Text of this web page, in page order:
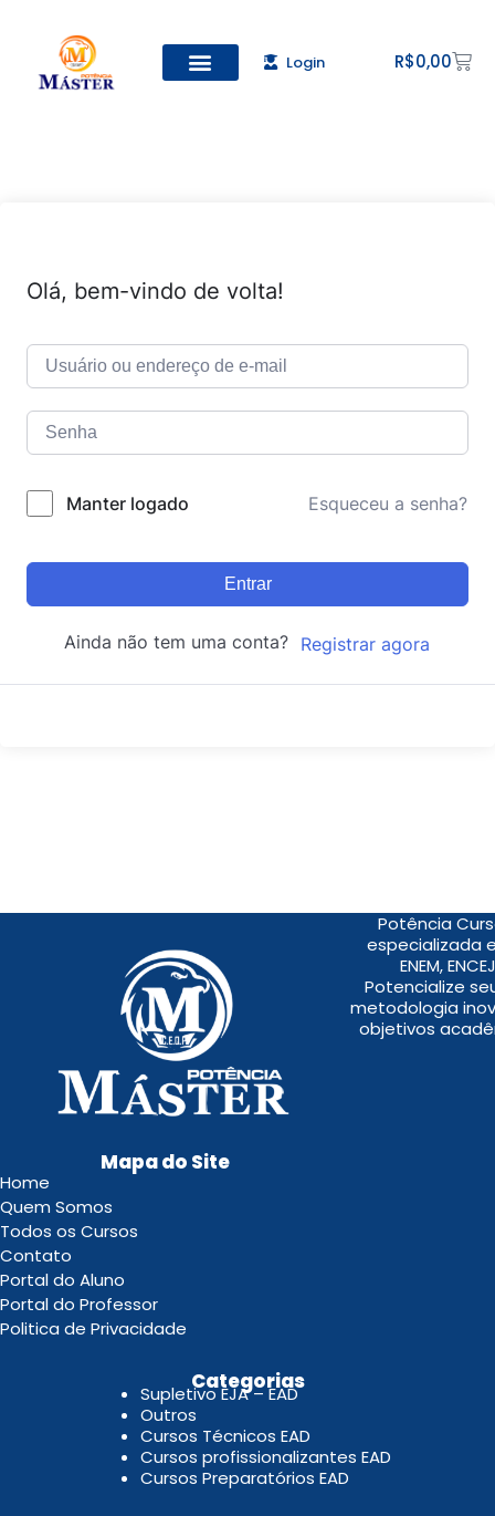
Login R$0,00
Olá, bem-vindo de volta!
Manter logado Esqueceu a senha?
Entrar
Ainda não tem uma conta? Registrar agora
Potência
especializada
ENEM,
Potencialize
metodologia
objetivos
Mapa do Site
Home
Quem Somos
Todos os Cursos
Contato
Portal do Aluno
Portal do Professor
Politica de Privacidade
Categorias
Supletivo EJA – EAD
Outros
Cursos Técnicos EAD
Cursos profissionalizantes EAD
Cursos Preparatórios EAD